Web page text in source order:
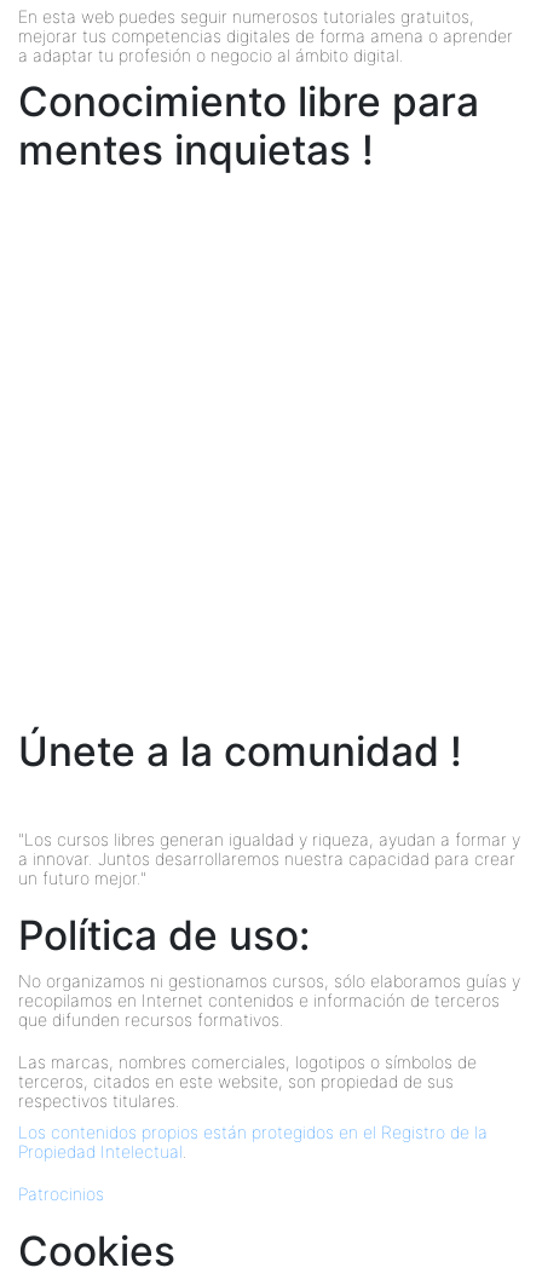
En esta web puedes seguir numerosos tutoriales gratuitos,
mejorar tus competencias digitales de forma amena o aprender
a adaptar tu profesión o negocio al ámbito digital.
Conocimiento libre para
mentes inquietas !
Únete a la comunidad !
"Los cursos libres generan igualdad y riqueza, ayudan a formar y
a innovar. Juntos desarrollaremos nuestra capacidad para crear
un futuro mejor."
Política de uso:
No organizamos ni gestionamos cursos, sólo elaboramos guías y
recopilamos en Internet contenidos e información de terceros
que difunden recursos formativos.
Las marcas, nombres comerciales, logotipos o símbolos de
terceros, citados en este website, son propiedad de sus
respectivos titulares.
Los contenidos propios están protegidos en el Registro de la
Propiedad Intelectual
Patrocinios
Cookies